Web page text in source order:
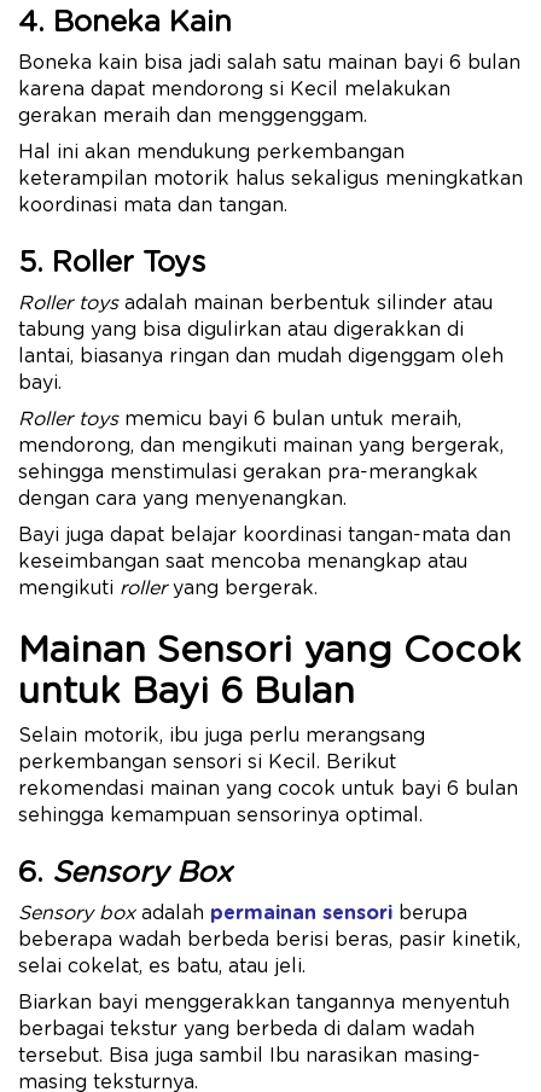
4. Boneka Kain
Boneka kain bisa jadi salah satu mainan bayi 6 bulan
karena dapat mendorong si Kecil melakukan
gerakan meraih dan menggenggam.
Hal ini akan mendukung perkembangan
keterampilan motorik halus sekaligus meningkatkan
koordinasi mata dan tangan.
5. Roller Toys
Roller toysadalah mainan berbentuk silinder atau
tabung yang bisa digulirkan atau digerakkan di
lantai, biasanya ringan dan mudah digenggam oleh
bayi.
Roller toysmemicu bayi 6 bulan untuk meraih,
mendorong, dan mengikuti mainan yang bergerak,
sehingga menstimulasi gerakan pra-merangkak
dengan cara yang menyenangkan.
Bayi juga dapat belajar koordinasi tangan-mata dan
keseimbangan saat mencoba menangkap atau
mengikuti rolleryang bergerak.
Mainan Sensori yang Cocok
untuk Bayi 6 Bulan
Selain motorik, ibu juga perlu merangsang
perkembangan sensori si Kecil. Berikut
rekomendasi mainan yang cocok untuk bayi 6 bulan
sehingga kemampuan sensorinya optimal.
6. Sensory Box
Sensory boxadalah permainan sensori berupa
beberapa wadah berbeda berisi beras, pasir kinetik,
selai cokelat, es batu, atau jeli.
Biarkan bayi menggerakkan tangannya menyentuh
berbagai tekstur yang berbeda di dalam wadah
tersebut. Bisa juga sambil Ibu narasikan masing-
masing teksturnya.